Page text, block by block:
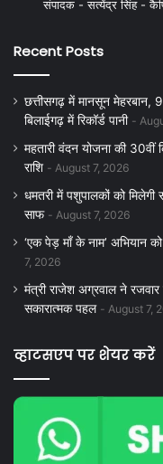
संपादक - सत्येंद्र सिंह -
Recent Posts
छत्तीसगढ़ में मानसून मेहरबान,
बिलाईगढ़ में रिकॉर्ड पानी
महतारी वंदन योजना की 30वीं
राशि
August 7, 2026
धमतरी में पशुपालकों को
साफ
August 7, 2026
‘एक पेड़ माँ के नाम’ अभियान
7, 2026
मंत्री राजेश अग्रवाल ने रजवार
सकारात्मक पहल
August 7,
व्हाटसएप पर शेयर करें